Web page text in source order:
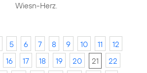
Wiesn-Herz.
5 6 7 8 9 10 11
12
16 17 18 19 20 21
22